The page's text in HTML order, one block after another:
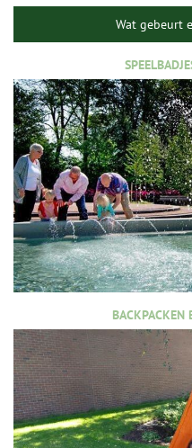
Wat gebeurt
BACKPACKEN